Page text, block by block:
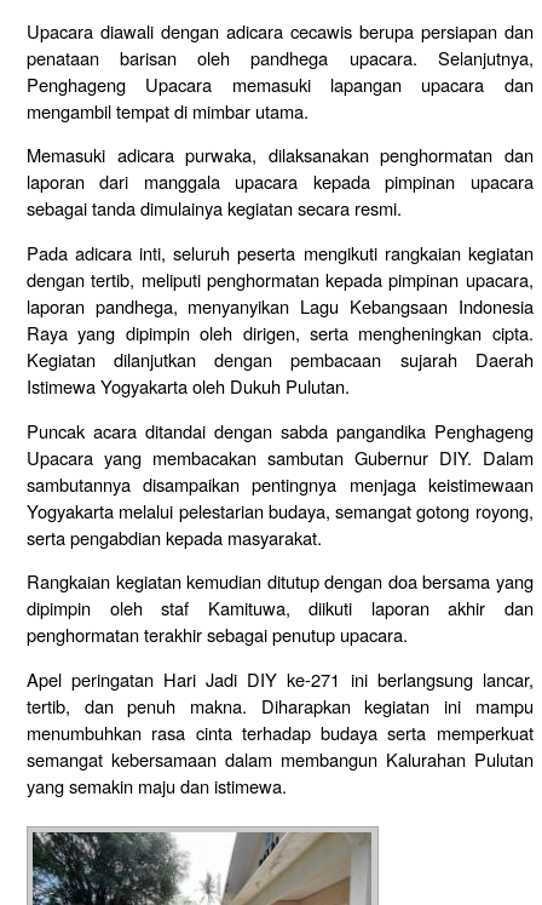
Upacara diawali dengan adicara cecawis berupa persiapan dan
penataanbarisanolehpandhega upacara. Selanjutnya,
Penghageng Upacara memasuki lapangan upacara dan
mengambiltempatdi mimbar utama.
Memasuki adicarapurwaka, dilaksanakanpenghormatan dan
laporandari manggala upacara kepadapimpinan upacara
sebagaitandadimulainyakegiatansecara resmi.
Padaadicarainti,seluruhpeserta mengikuti rangkaian kegiatan
dengantertib, meliputi penghormatankepadapimpinan upacara,
laporan pandhega, menyanyikan Lagu Kebangsaan Indonesia
Rayayang dipimpinoleh dirigen, serta mengheningkan cipta.
Kegiatandilanjutkandenganpembacaan sujarah Daerah
IstimewaYogyakartaoleh Dukuh Pulutan.
Puncak acara ditandai dengan sabda pangandika Penghageng
Upacara yang membacakan sambutan Gubernur DIY. Dalam
sambutannyadisampaikanpentingnya menjaga keistimewaan
Yogyakarta melalui pelestarianbudaya,semangatgotong royong,
sertapengabdiankepada masyarakat.
Rangkaian kegiatankemudian ditutupdengan doabersama yang
dipimpin olehstaf Kamituwa,diikuti laporanakhir dan
penghormatanterakhirsebagaipenutup upacara.
Apelperingatan HariJadi DIYke-271 ini berlangsung lancar,
tertib, danpenuh makna. Diharapkankegiatanini mampu
menumbuhkan rasa cinta terhadapbudayaserta memperkuat
semangat kebersamaan dalam membangun Kalurahan Pulutan
yangsemakin maju danistimewa.